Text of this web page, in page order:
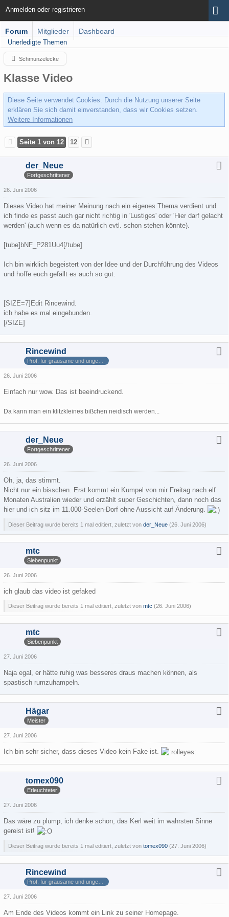
Anmelden oder registrieren
Forum Mitglieder Dashboard
Unerledigte Themen
Schmunzelecke
Klasse Video
Diese Seite verwendet Cookies. Durch die Nutzung unserer Seite
erklären Sie sich damit einverstanden, dass wir Cookies setzen.
Weitere Informationen
Seite 1 von 12 12
der_Neue
Fortgeschrittener
26. Juni 2006
Dieses Video hat meiner Meinung nach ein eigenes Thema verdient und
ich finde es passt auch gar nicht richtig in 'Lustiges' oder 'Hier darf gelacht
werden' (auch wenn es da natürlich evtl. schon stehen könnte).
[tube]bNF_P281Uu4[/tube]
Ich bin wirklich begeistert von der Idee und der Durchführung des Videos
und hoffe euch gefällt es auch so gut.
[SIZE=7]Edit Rincewind.
ich habe es mal eingebunden.
[/SIZE]
Rincewind
26. Juni 2006
Einfach nur wow. Das ist beeindruckend.
Da kann man ein klitzkleines bißchen neidisch werden...
der_Neue
Fortgeschrittener
26. Juni 2006
Oh, ja, das stimmt.
Nicht nur ein bisschen. Erst kommt ein Kumpel von mir Freitag nach elf
Monaten Australien wieder und erzählt super Geschichten, dann noch das
hier und ich sitz im 11.000-Seelen-Dorf ohne Aussicht auf Änderung.
Dieser Beitrag wurde bereits 1 mal editiert, zuletzt von der_Neue (26. Juni 2006)
mtc
Siebenpunkt
26. Juni 2006
ich glaub das video ist gefaked
Dieser Beitrag wurde bereits 1 mal editiert, zuletzt von mtc (26. Juni 2006)
mtc
Siebenpunkt
27. Juni 2006
Naja egal, er hätte ruhig was besseres draus machen können, als
spastisch rumzuhampeln.
Hägar
Meister
27. Juni 2006
Ich bin sehr sicher, dass dieses Video kein Fake ist.
tomex090
Erleuchteter
27. Juni 2006
Das wäre zu plump, ich denke schon, das Kerl weit im wahrsten Sinne
gereist ist!
Dieser Beitrag wurde bereits 1 mal editiert, zuletzt von tomex090 (27. Juni 2006)
Rincewind
27. Juni 2006
Am Ende des Videos kommt ein Link zu seiner Homepage.